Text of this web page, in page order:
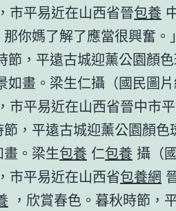
市平易近在山西省晉包養
你媽了解了應當很興奮。
節，平遠古城迎薰公園顏
如畫。梁生仁攝（國民圖片
市平易近在山西省晉中市
，平遠古城迎薰公園顏色
。梁生包養 仁包養 攝（
市平易近在山西省包養網
，欣賞春色。暮秋時節，